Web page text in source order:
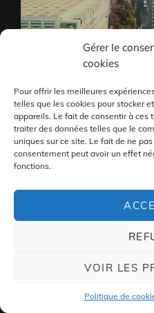
Gérer le
cookies
Pour offrir les meilleures
telles que les cookies pour stocker
appareils. Le fait de consentir à ces
traiter des données telles que le
uniques sur ce site. Le fait de ne
consentement peut avoir un effet
fonctions.
VOIR LES
Politique de
ROCK BAND